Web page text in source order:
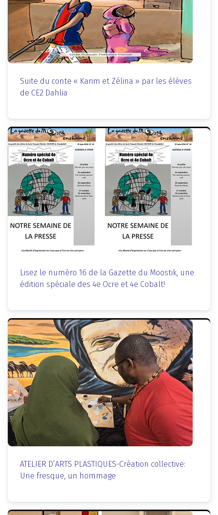
Suite du conte « Karim et Zélina » par les élèves
de CE2 Dahlia
Lisez le numéro 16 de la Gazette du Moostik, une
édition spéciale des 4e Ocre et 4e Cobalt!
ATELIER D’ARTS PLASTIQUES-Création collective:
Une fresque, un hommage